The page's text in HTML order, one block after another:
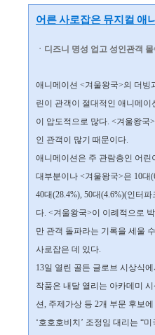
어른 사로잡은 뮤지컬 애
ㆍ디즈니 명성 업고 성인관객 몰
애니메이션 <겨울왕국>의 더빙
린이 관객이 절대적인 애니메
이 압도적으로 많다. <겨울왕국
인 관객이 많기 때문이다.
애니메이션은 주 관람층인 어
대부분이나 <겨울왕국>은 10대
40대(28.4%), 50대(4.6%)(인터
다. <겨울왕국>이 이례적으로
만 관객 돌파라는 기록을 세울
사로잡은 데 있다.
13일 열린 골든 글로브 시상식
작품은 내달 열리는 아카데미
션, 주제가상 등 2개 부문 후보
‘호호호비치’ 조정임 대리는 “